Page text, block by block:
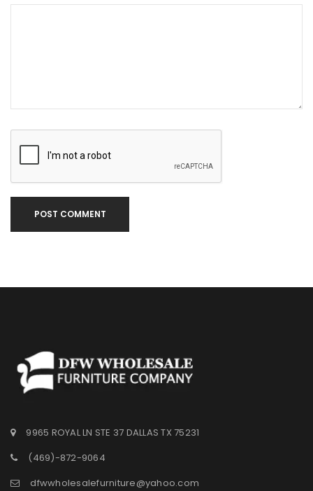
POST COMMENT
9965 ROYAL LN STE 37 DALLAS TX 75231
(469)-872-9064
dfwwholesalefurniture@yahoo.com